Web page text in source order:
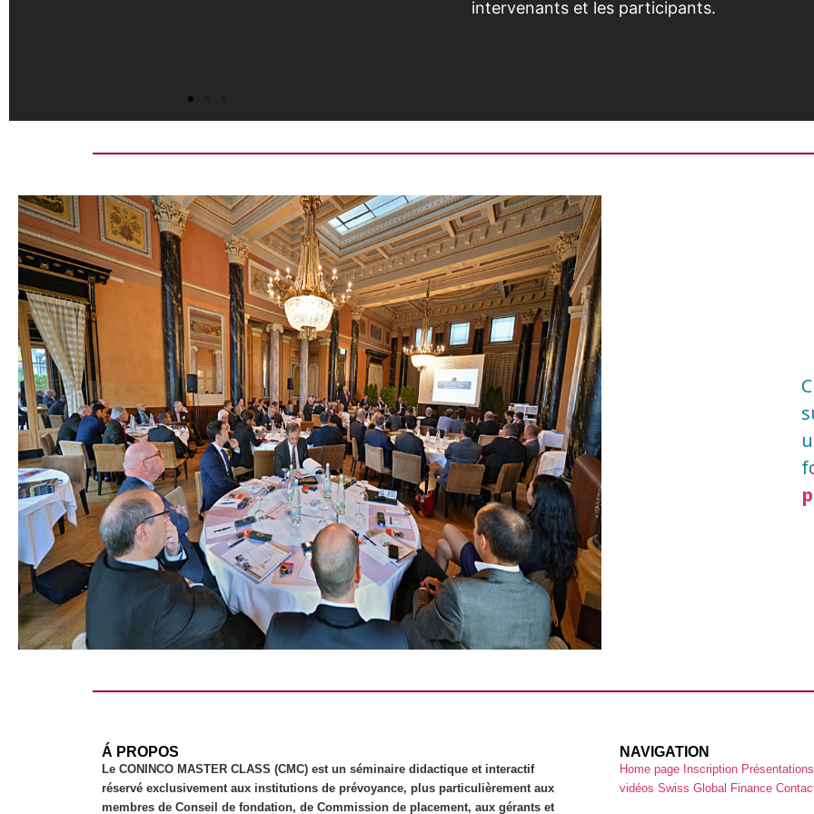
C'est désormais la
marque de fabrique de ce
rendez-vous du mois de
novembre. Le cadre
d'une beauté rare et la
finesse de la partie
gustative sont à la
hauteur de la
manifestation. Force et
de constater que
l'alphabet grec est
devenu d'une telle
simplicité, que je me
surprends à l'utiliser en
toutes circonstances.
En tant que membre du
Conseil de fondation de
ma caisse de pension, la
compréhension des
produits financiers où il
nous est proposé
d'investir est devenue
indispensable. La formule
didactique et interactive
du CMC me permet donc
d'acquérir une partie de
la formation qui nous est
demandé.
intervenants et les participants.
Á PROPOS
Le CONINCO MASTER CLASS (CMC) est un séminaire didactique et interactif
réservé exclusivement aux institutions de prévoyance, plus particulièrement aux
membres de Conseil de fondation, de Commission de placement, aux gérants et
NAVIGATION
Home page Inscription
vidéos Swiss Global Finance